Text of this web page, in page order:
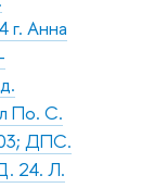
г. Анна
По. С.
ДПС.
24. Л.